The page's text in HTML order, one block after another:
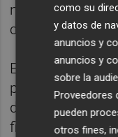
número de
consejeros
El pacto tenía
prorrogables en
de los
firmaron el
como su
y datos de
anuncios y
anuncios y
sobre la
Proveedores
pueden
otros fines,